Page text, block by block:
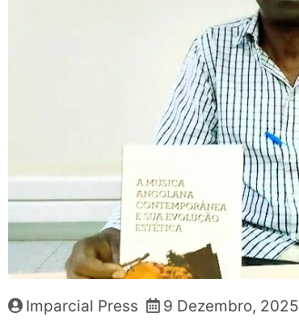
Imparcial Press 9 Dezembro, 2025